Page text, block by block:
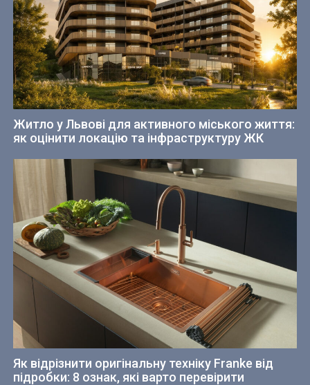
Житло у Львові для активного міського життя:
як оцінити локацію та інфраструктуру ЖК
Як відрізнити оригінальну техніку Franke від
підробки: 8 ознак, які варто перевірити